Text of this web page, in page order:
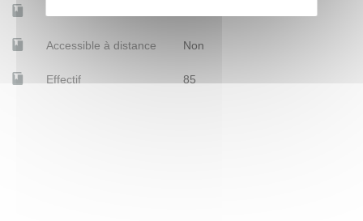
Accessible à distance Non
Effectif 85